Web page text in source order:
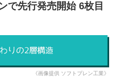
デモカー製作記
カーグッズ新製品情報
で先行発売開始 6枚目
《画像提供 ソフトプレン工業》